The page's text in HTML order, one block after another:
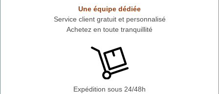
Une équipe dédiée
Service client gratuit et personnalisé
Achetez en toute tranquillité
Expédition sous 24/48h